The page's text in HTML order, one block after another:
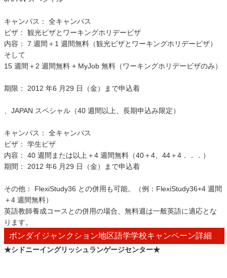
キャンパス： 全キャンパス
ビザ： 観光ビザとワーキングホリデービザ
内容： 7 週間＋1 週間無料（観光ビザとワーキングホリデービザ）
そして
15 週間＋2 週間無料 + MyJob 無料（ワーキングホリデービザのみ）
期限： 2012 年6 月29 日（金）まで申込着
、JAPAN スペシャル（40 週間以上、長期申込み限定）
キャンパス： 全キャンパス
ビザ： 学生ビザ
内容： 40 週間または以上＋4 週間無料（40＋4、44＋4．．．）
期間： 2012 年6 月29 日（金）まで申込着
その他： FlexiStudy36 との併用も可能。（例：FlexiStudy36+4 週間
＋4 週間無料）
英語教師養成コースとの併用の場合、無料週は一般英語に適応とな
ります。
ボンダイジャンクション地区語学学校キャンペーン詳細
★シドニーイングリッシュランゲージセンター★